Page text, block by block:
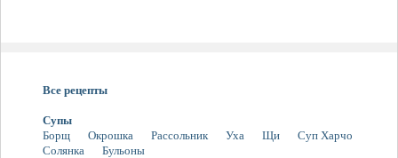
Все рецепты
Супы
Борщ
Окрошка Рассольник Уха Щи
Суп Харчо
Солянка
Бульоны